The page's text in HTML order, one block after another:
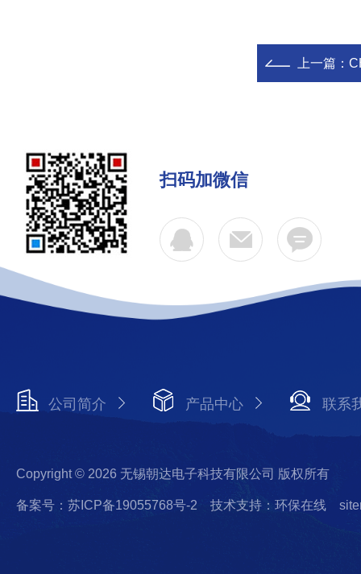
上一篇：
扫码加微信
公司简介 产品中心 联系
Copyright © 2026 无锡朝达电子科技有限公司 版权所有
备案号：苏ICP备19055768号-2 技术支持：环保在线